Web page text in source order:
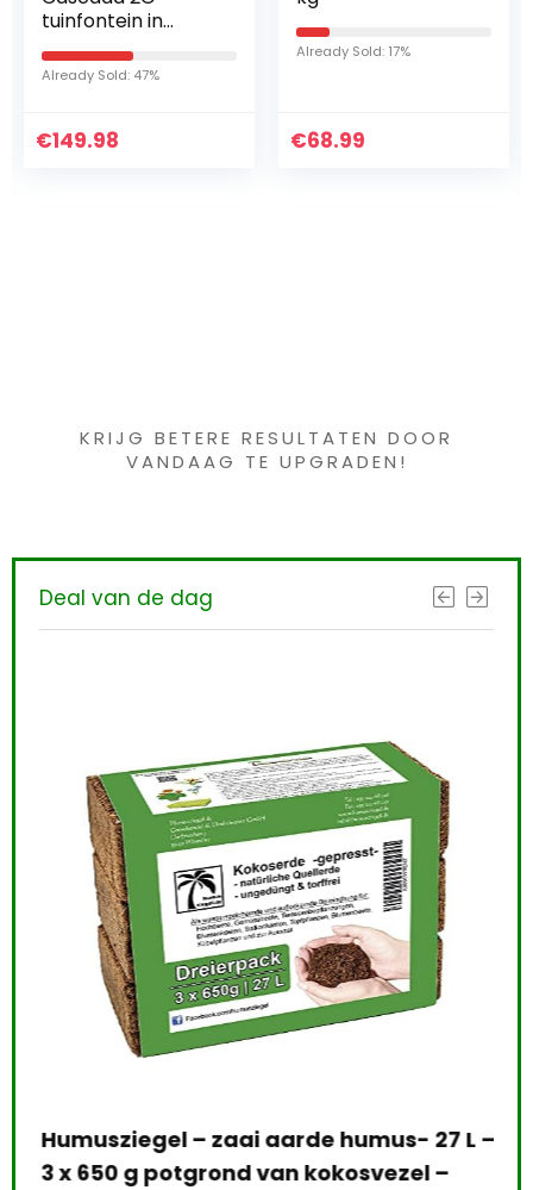
tuinfontein in
houten kuip-look –
waterstroom: 800
liter / h, 12 watt
verdiepingen…
Already Sold: 47%
€149.98
Already Sold: 17%
€68.99
KRIJG BETERE RESULTATEN DOOR
VANDAAG TE UPGRADEN!
Deal van de dag
Humusziegel – zaai aarde humus- 27 L –
3 x 650 g potgrond van kokosvezel –